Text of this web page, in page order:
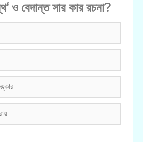
ও বেদান্ত সার কার রচনা?